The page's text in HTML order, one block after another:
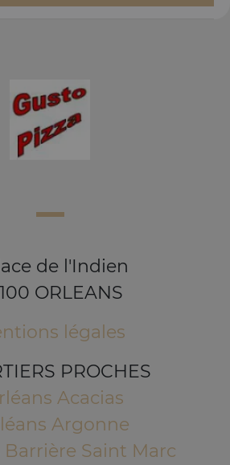
de l'Indien
ORLEANS
légales
PROCHES
Acacias
Argonne
Barrière Saint Marc